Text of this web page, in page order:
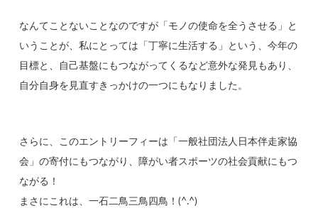
なんてことないことなのですが「モノの使命を全うさせる」と
いうことが、私にとっては「丁寧に生活する」という、今年の
目標と、自己基盤にもつながってくるなど意外な発見もあり、
自分自身を見直すきっかけの一つにもなりました。
さらに、このエントリーフィーは「一般社団法人日本伴走家協
会」の寄付にもつながり、障がい者スポーツの社会貢献にもつ
ながる！
まさにこれは、一石二鳥三鳥四鳥！(^.^)